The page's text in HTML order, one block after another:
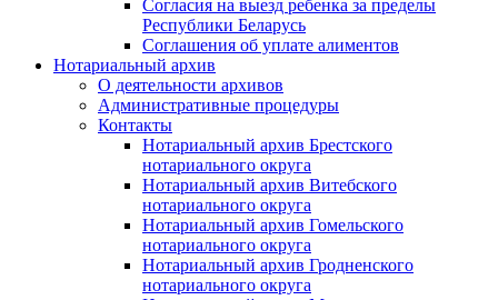
Согласия на выезд ребенка за пределы
Республики Беларусь
Соглашения об уплате алиментов
Нотариальный архив
О деятельности архивов
Административные процедуры
Контакты
Нотариальный архив Брестского
нотариального округа
Нотариальный архив Витебского
нотариального округа
Нотариальный архив Гомельского
нотариального округа
Нотариальный архив Гродненского
нотариального округа